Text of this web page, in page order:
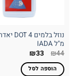
מ"ל IADA
₪44
₪33
הוספה לסל